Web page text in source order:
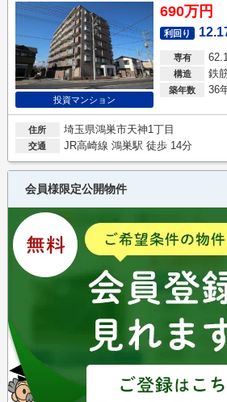
投資マンション
690万円
利回り
専有
構造 鉄
築年数 36
住所 埼玉県鴻巣市天神1丁目
交通 JR高崎線 鴻巣駅 徒歩 14分
会員様限定公開物件